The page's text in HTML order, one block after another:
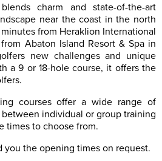
charm and state-of-the-art
near the coast in the north
from Heraklion International
Abaton Island Resort & Spa in
new challenges and unique
a 9 or 18-hole course, it offers the
courses offer a wide range of
individual or group training
times to choose from.
you the opening times on request.